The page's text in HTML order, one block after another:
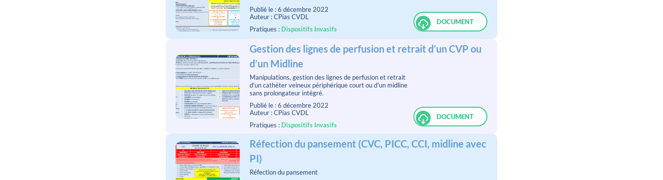
Publié le : 6 décembre 2022
Auteur : CPias CVDL
Pratiques : Dispositifs Invasifs
DOCUMENT
Gestion des lignes de perfusion et retrait d’un CVP ou
d’un Midline
Manipulations, gestion des lignes de perfusion et retrait
d'un cathéter veineux périphérique court ou d'un midline
sans prolongateur intégré.
Publié le : 6 décembre 2022
Auteur : CPias CVDL
Pratiques : Dispositifs Invasifs
DOCUMENT
Réfection du pansement (CVC, PICC, CCI, midline avec
PI)
Réfection du pansement